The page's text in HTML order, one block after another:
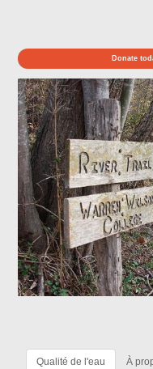
Donate
Qualité de l'eau À